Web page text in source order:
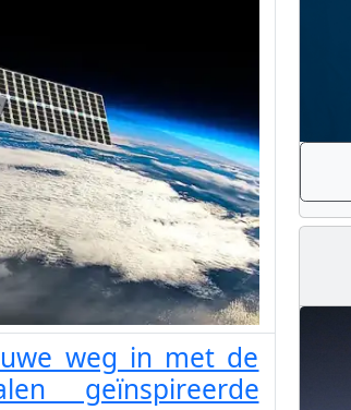
weg in met de
geïnspireerde